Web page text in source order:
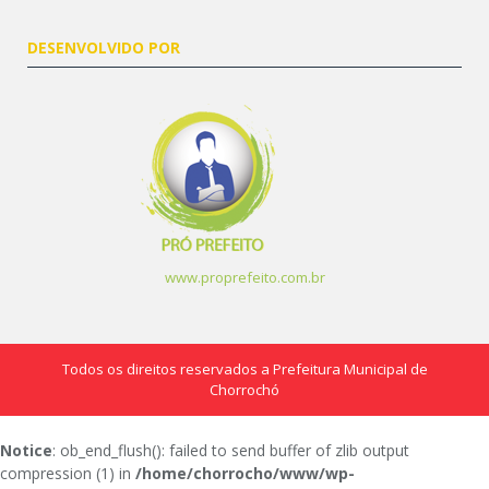
DESENVOLVIDO POR
www.proprefeito.com.br
Todos os direitos reservados a Prefeitura Municipal de
Chorrochó
Notice: ob_end_flush(): failed to send buffer of zlib output
compression (1) in /home/chorrocho/www/wp-